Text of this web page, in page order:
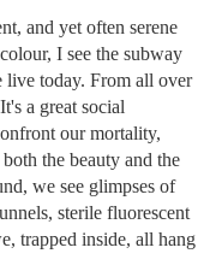
and yet often serene
I see the subway
live today. From all over
a great social
our mortality,
the beauty and the
we see glimpses of
sterile fluorescent
trapped inside, all hang